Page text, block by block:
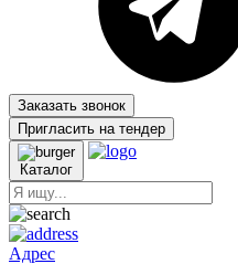
Заказать звонок
Пригласить на тендер
Каталог
Адрес